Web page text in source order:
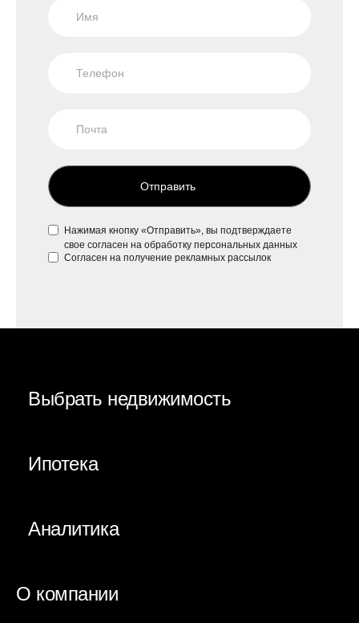
Отправить
Нажимая кнопку «Отправить», вы подтверждаете
свое согласен на обработку персональных данных
Согласен на получение рекламных рассылок
Выбрать недвижимость
Ипотека
Аналитика
О компании